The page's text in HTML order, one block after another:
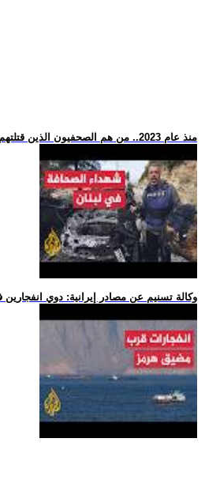
.. منذ عام 2023.. من هم الصحفيون الذين قتلتهم إسرائيل في لبنان؟
.. وكالة تسنيم عن مصادر إيرانية: دوي